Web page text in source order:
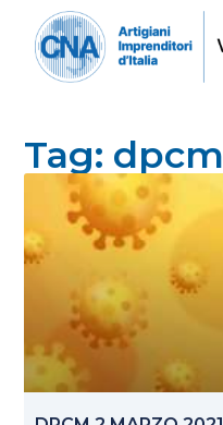
Tag: dpcm